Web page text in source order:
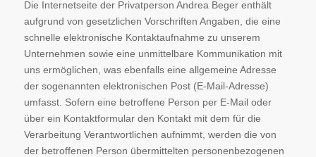
Die Internetseite der Privatperson Andrea Beger enthält
aufgrund von gesetzlichen Vorschriften Angaben, die eine
schnelle elektronische Kontaktaufnahme zu unserem
Unternehmen sowie eine unmittelbare Kommunikation mit
uns ermöglichen, was ebenfalls eine allgemeine Adresse
der sogenannten elektronischen Post (E-Mail-Adresse)
umfasst. Sofern eine betroffene Person per E-Mail oder
über ein Kontaktformular den Kontakt mit dem für die
Verarbeitung Verantwortlichen aufnimmt, werden die von
der betroffenen Person übermittelten personenbezogenen